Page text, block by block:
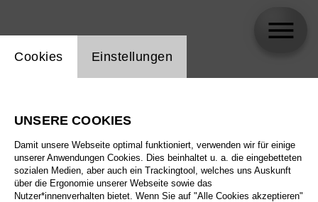
Biographie
Spielplan
Einstellung Website Cookie
Cookies Einstellungen
UNSERE COOKIES
Damit unsere Webseite optimal funktioniert, verwenden wir für einige
unserer Anwendungen Cookies. Dies beinhaltet u. a. die eingebetteten
sozialen Medien, aber auch ein Trackingtool, welches uns Auskunft
über die Ergonomie unserer Webseite sowie das
Nutzer*innenverhalten bietet. Wenn Sie auf "Alle Cookies akzeptieren"